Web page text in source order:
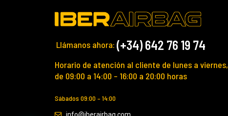
Llámanos ahora: (+34) 642 76 19 74
Horario de atención al cliente de lunes a viernes,
de 09:00 a 14:00 – 16:00 a 20:00 horas
Sábados 09:00 – 14:00
info@iberairbag.com